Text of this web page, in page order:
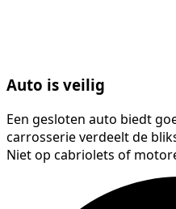
Auto is veilig
Een gesloten auto biedt
carrosserie verdeelt de
Niet op cabriolets of